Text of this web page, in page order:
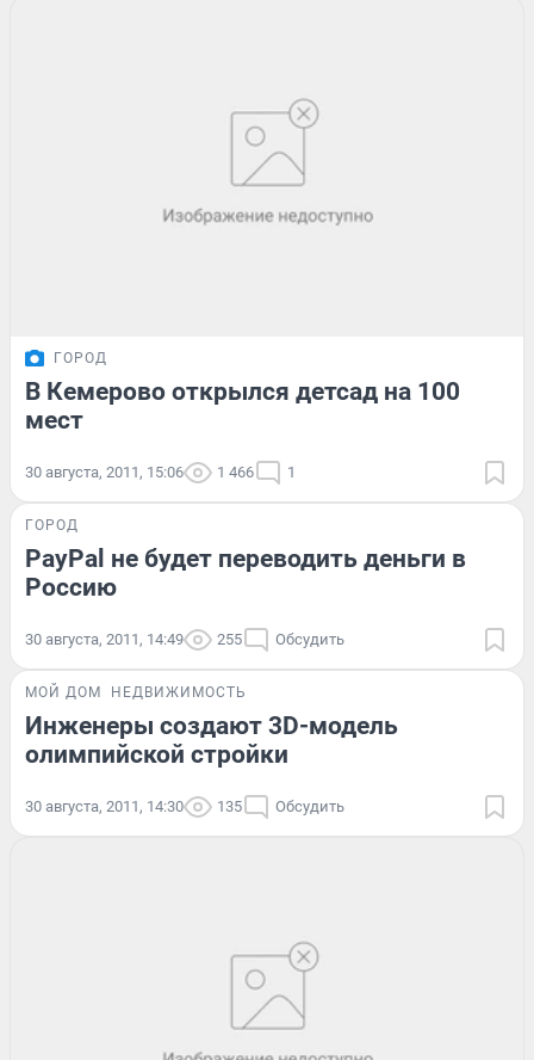
ГОРОД
В Кемерово открылся детсад на 100
мест
30 августа, 2011, 15:06 1 466 1
ГОРОД
PayPal не будет переводить деньги в
Россию
30 августа, 2011, 14:49 255 Обсудить
МОЙ ДОМ НЕДВИЖИМОСТЬ
Инженеры создают 3D-модель
олимпийской стройки
30 августа, 2011, 14:30 135 Обсудить